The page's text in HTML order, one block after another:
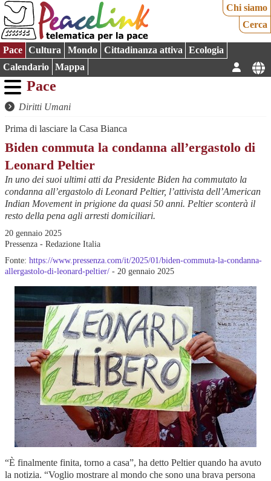
Chi siamo
Cerca
Pace Cultura Mondo Cittadinanza attiva
Ecologia
Calendario
Mappa
Pace
Diritti Umani
Prima di lasciare la Casa Bianca
Biden commuta la condanna all’ergastolo di
Leonard Peltier
In uno dei suoi ultimi atti da Presidente Biden ha commutato la
condanna all’ergastolo di Leonard Peltier, l’attivista dell’American
Indian Movement in prigione da quasi 50 anni. Peltier sconterà il
resto della pena agli arresti domiciliari.
20 gennaio 2025
Pressenza - Redazione Italia
Fonte: https://www.pressenza.com/it/2025/01/biden-commuta-la-condanna-
allergastolo-di-leonard-peltier/ - 20 gennaio 2025
“È finalmente finita, torno a casa”, ha detto Peltier quando ha avuto
la notizia. “Voglio mostrare al mondo che sono una brava persona